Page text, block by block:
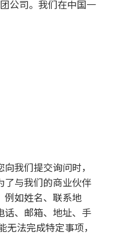
公司。我们在中国一
我们提交询问时，
了与我们的商业伙伴
例如姓名、联系地
话、邮箱、地址、手
法完成特定事项，